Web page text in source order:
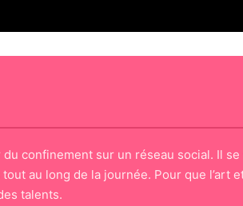
confinement sur un réseau social. Il
au long de la journée. Pour que
talents.